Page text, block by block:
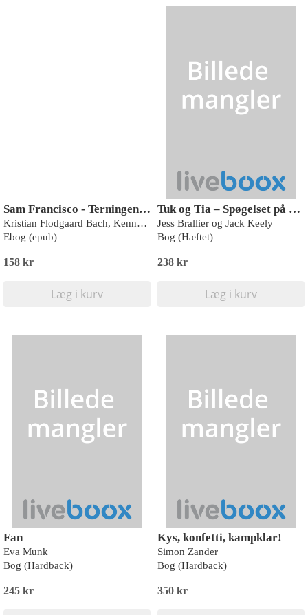
Sam Francisco - Terningen er kastet
Kristian Flodgaard Bach, Kenneth Kirkeby
Ebog (epub)
158 kr
Læg i kurv
Tuk og Tia – Spøgelset på skolen
Jess Brallier og Jack Keely
Bog (Hæftet)
238 kr
Læg i kurv
Fan
Eva Munk
Bog (Hardback)
245 kr
Kys, konfetti, kampklar!
Simon Zander
Bog (Hardback)
350 kr